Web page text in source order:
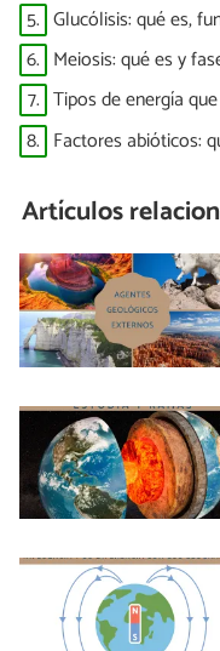
5. Glucólisis: qué es,
6. Meiosis: qué es y
7. Tipos de energía
8. Factores abióticos:
Artículos